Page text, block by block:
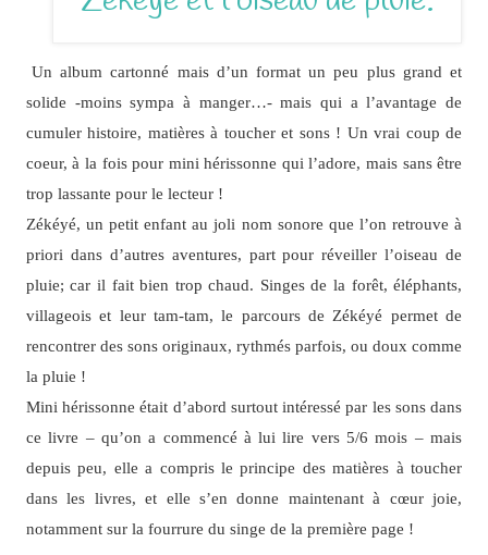
Un album cartonné mais d’un format un peu plus grand et
solide -moins sympa à manger…- mais qui a l’avantage de
cumuler histoire, matières à toucher et sons ! Un vrai coup de
coeur, à la fois pour mini hérissonne qui l’adore, mais sans être
trop lassante pour le lecteur !
Zékéyé, un petit enfant au joli nom sonore que l’on retrouve à
priori dans d’autres aventures, part pour réveiller l’oiseau de
pluie; car il fait bien trop chaud. Singes de la forêt, éléphants,
villageois et leur tam-tam, le parcours de Zékéyé permet de
rencontrer des sons originaux, rythmés parfois, ou doux comme
la pluie !
Mini hérissonne était d’abord surtout intéressé par les sons dans
ce livre – qu’on a commencé à lui lire vers 5/6 mois – mais
depuis peu, elle a compris le principe des matières à toucher
dans les livres, et elle s’en donne maintenant à cœur joie,
notamment sur la fourrure du singe de la première page !